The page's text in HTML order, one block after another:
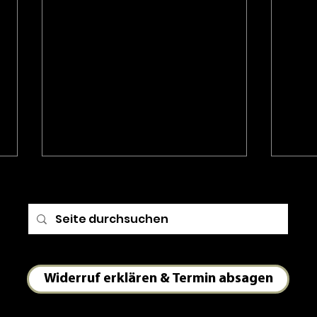
Utiseta: Begegne der Natur,
Widerruf erklären & Termin absagen